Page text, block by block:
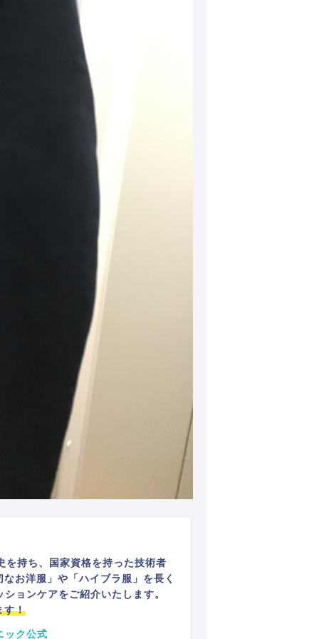
を持ち、国家資格を持った技術者
お洋服」や「ハイブラ服」を長く
ョンケアをご紹介いたします。
す！
ック公式